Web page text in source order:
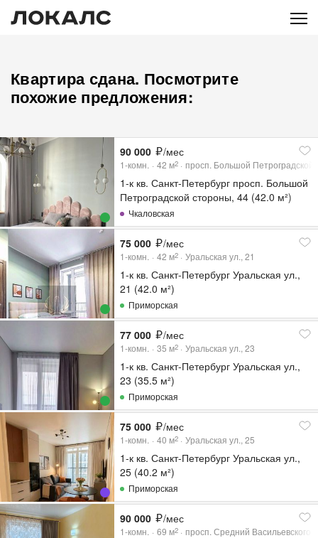
Квартира сдана. Посмотрите
похожие предложения:
90 000 /мес
1-комн. 42 м2 просп. Большой Петроградской
1-к кв. Санкт-Петербург просп. Большой
Петроградской стороны, 44 (42.0 м²)
Чкаловская
75 000 /мес
1-комн. 42 м2 Уральская ул., 21
1-к кв. Санкт-Петербург Уральская ул.,
21 (42.0 м²)
Приморская
77 000 /мес
1-комн. 35 м2 Уральская ул., 23
1-к кв. Санкт-Петербург Уральская ул.,
23 (35.5 м²)
Приморская
75 000 /мес
1-комн. 40 м2 Уральская ул., 25
1-к кв. Санкт-Петербург Уральская ул.,
25 (40.2 м²)
Приморская
90 000 /мес
1-комн. 69 м2 просп. Средний Васильевского